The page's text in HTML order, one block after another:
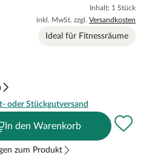
Inhalt: 1 Stück
inkl. MwSt. zzgl. Versandkosten
Ideal für Fitnessräume
oder Stückgutversand
In den Warenkorb
zum Produkt